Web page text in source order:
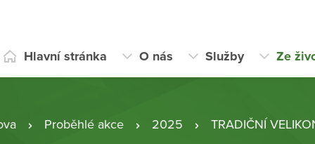
Hlavní stránka O nás Služby Ze
Proběhlé akce 2025 TRADIČNÍ VELIKONOČNÍ